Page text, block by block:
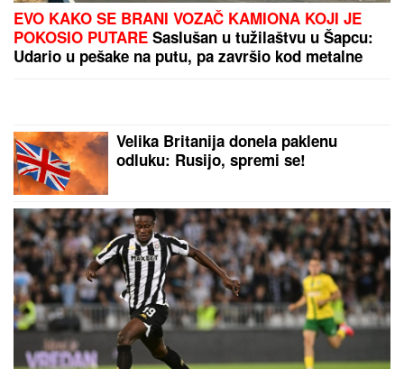
EVO KAKO SE BRANI VOZAČ KAMIONA KOJI JE
POKOSIO PUTARE Saslušan u tužilaštvu u Šapcu:
Udario u pešake na putu, pa završio kod metalne
Velika Britanija donela paklenu
odluku: Rusijo, spremi se!